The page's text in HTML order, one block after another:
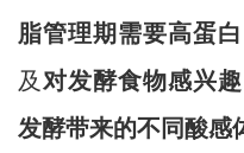
脂管理期需要高蛋
及 对发酵食物感兴
发酵带来的不同酸感